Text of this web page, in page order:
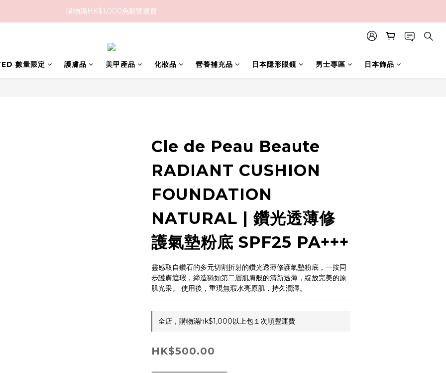
購物滿HK$1,000免順豐運費
購物滿HK$1,000免順豐運費
數量限定
護膚品 美甲產品 化妝品 營養補充品 日本隱形眼鏡 男士專區 日本飾品
Cle de Peau Beaute
RADIANT CUSHION
FOUNDATION
NATURAL | 鑽光透薄修
護氣墊粉底 SPF25 PA+++
靈感取自鑽石的多元切割折射的鑽光透薄修護氣墊粉底，一按同
步護膚遮瑕，締造猶如第二層肌膚般的清新透薄，綻放完美的原
肌光采。​ 使用後，重現無瑕水亮原肌，持久潤澤。​
全店，購物滿hk$1,000以上包１次順豐運費
HK$500.00